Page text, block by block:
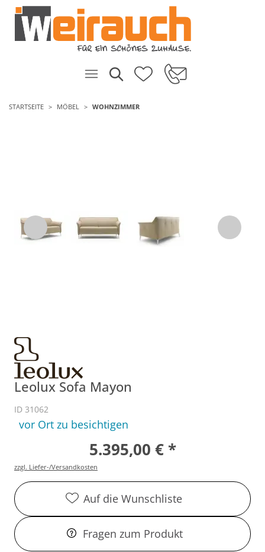
STARTSEITE MÖBEL WOHNZIMMER
Leolux Sofa Mayon
ID 31062
vor Ort zu besichtigen
5.395,00 € *
zzgl. Liefer-/Versandkosten
Auf die Wunschliste
Fragen zum Produkt